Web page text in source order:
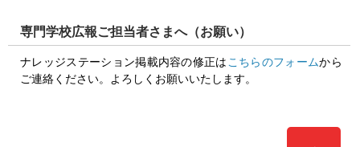
専門学校広報ご担当者さまへ（お願い）
ナレッジステーション掲載内容の修正は こちらのフォームから
ご連絡ください。よろしくお願いいたします。